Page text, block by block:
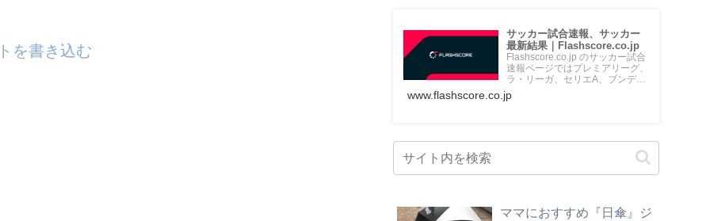
を書き込む
サッカー試合速報、サッカー
最新結果｜Flashscore.co.jp
Flashscore.co.jp のサッカー試合
速報ページではプレミアリーグ、
ラ・リーガ、セリエA、ブンデス
www.flashscore.co.jp
ママにおすすめ『日傘』ジ